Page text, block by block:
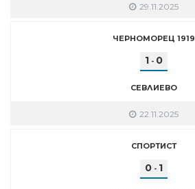
29.11.2025
ЧЕРНОМОРЕЦ 1919
1 - 0
СЕВЛИЕВО
22.11.2025
СПОРТИСТ
0 - 1